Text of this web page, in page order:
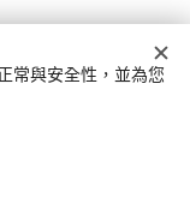
，保留所有權
常與安全性，並為您